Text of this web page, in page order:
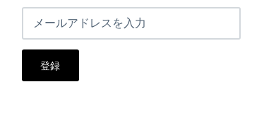
登録